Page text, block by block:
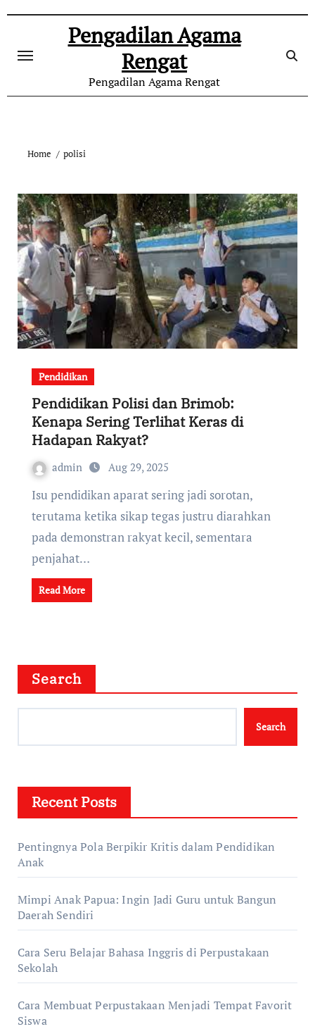
content
Pengadilan Agama
Rengat
Pengadilan Agama Rengat
Home polisi
Pendidikan
Pendidikan Polisi dan Brimob:
Kenapa Sering Terlihat Keras di
Hadapan Rakyat?
admin Aug 29, 2025
Isu pendidikan aparat sering jadi sorotan,
terutama ketika sikap tegas justru diarahkan
pada demonstran rakyat kecil, sementara
penjahat…
Read More
Search
Search
Recent Posts
Pentingnya Pola Berpikir Kritis dalam Pendidikan
Anak
Mimpi Anak Papua: Ingin Jadi Guru untuk Bangun
Daerah Sendiri
Cara Seru Belajar Bahasa Inggris di Perpustakaan
Sekolah
Cara Membuat Perpustakaan Menjadi Tempat Favorit
Siswa